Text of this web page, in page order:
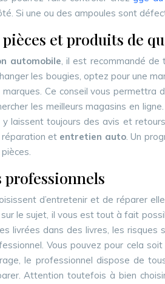
Si une ou des ampoules sont
et produits de
automobile, il est recommandé de
les bougies, optez pour une
Ce conseil vous
les meilleurs magasins en
laissent toujours des avis et
réparation et entretien auto. Un
professionnels
d’entretenir et de réparer
le sujet, il vous est tout à fait
livrées dans des livres, les
Vous pouvez pour cela
le professionnel dispose de
Attention toutefois à bien